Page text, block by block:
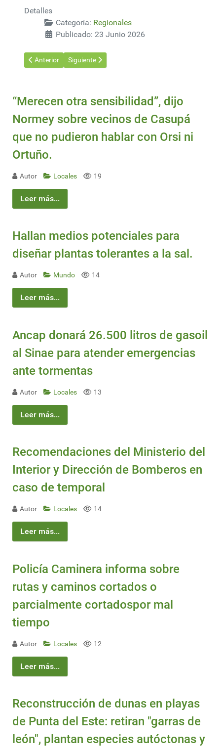
Detalles
Categoría: Regionales
Publicado: 23 Junio 2026
Artículo anterior: Alianza civil y científica busca frenar el
Anterior Artículo siguiente: Brasil: Puerto de Itaqui
Siguiente
“Merecen otra sensibilidad”, dijo
Normey sobre vecinos de Casupá
que no pudieron hablar con Orsi ni
Ortuño.
Autor Locales 19
Leer más...
Hallan medios potenciales para
diseñar plantas tolerantes a la sal.
Autor Mundo 14
Leer más...
Ancap donará 26.500 litros de gasoil
al Sinae para atender emergencias
ante tormentas
Autor Locales 13
Leer más...
Recomendaciones del Ministerio del
Interior y Dirección de Bomberos en
caso de temporal
Autor Locales 14
Leer más...
Policía Caminera informa sobre
rutas y caminos cortados o
parcialmente cortadospor mal
tiempo
Autor Locales 12
Leer más...
Reconstrucción de dunas en playas
de Punta del Este: retiran "garras de
león", plantan especies autóctonas y